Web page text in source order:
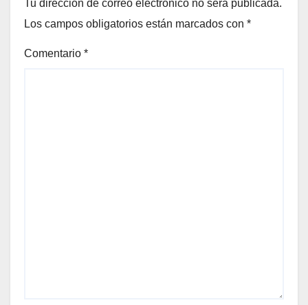
Tu dirección de correo electrónico no será publicada.
Los campos obligatorios están marcados con *
Comentario *